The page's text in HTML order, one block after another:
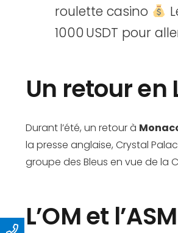
roulette casino
1000 USDT pour
Un retour en
Durant l’été, un retour à
la presse anglaise, Crystal
groupe des Bleus en vue de la
L’OM et